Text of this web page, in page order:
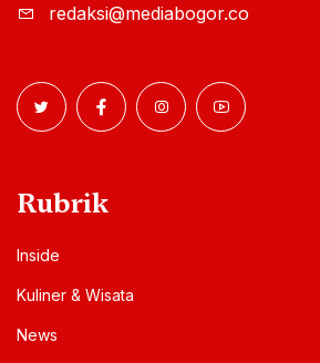
redaksi@mediabogor.co
Rubrik
Inside
Kuliner & Wisata
News